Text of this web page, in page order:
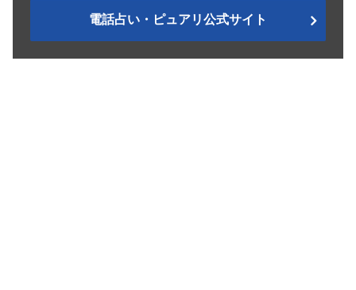
電話占い・ピュアリ公式サイト